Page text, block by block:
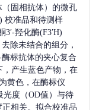
（固相抗体）的微孔
校准品和待测样
3′-羟化酶(F3′H)
除未结合的组分，
标抗体的夹心复合
，产生蓝色产物，在
黄色，在酶标仪
光度（OD值）与待
正相关。拟合校准品